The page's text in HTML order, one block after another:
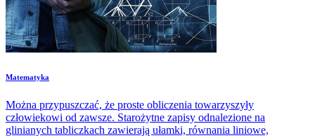
Matematyka
Można przypuszczać, że proste obliczenia towarzyszyły
człowiekowi od zawsze. Starożytne zapisy odnalezione na
glinianych tabliczkach zawierają ułamki, równania liniowe,